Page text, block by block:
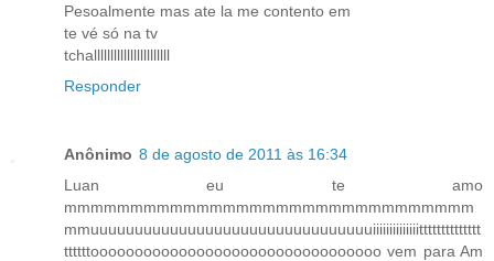
Pesoalmente mas ate la me contento em
te vé só na tv
tchalllllllllllllllllllllll
Responder
Anônimo 8 de agosto de 2011 às 16:34
Luan eu te amo
mmmmmmmmmmmmmmmmmmmmmmmmmmmmmmm
mmuuuuuuuuuuuuuuuuuuuuuuuuuuuuuuuuiiiiiiiiiiiiiitttttttttttttt
ttttttooooooooooooooooooooooooooooooooo vem para Am